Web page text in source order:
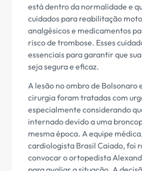
está dentro da normalidade e
cuidados para reabilitação
analgésicos e medicamentos
risco de trombose. Esses
essenciais para garantir que
seja segura e eficaz.
A lesão no ombro de Bolsonaro
cirurgia foram tratadas com
especialmente considerando
internado devido a uma
mesma época. A equipe
cardiologista Brasil Caiado, foi
convocar o ortopedista